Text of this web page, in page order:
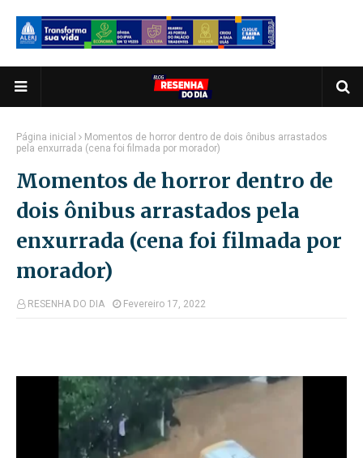
Página inicial
Momentos de horror dentro de dois ônibus arrastados
pela enxurrada (cena foi filmada por morador)
Momentos de horror dentro de
dois ônibus arrastados pela
enxurrada (cena foi filmada por
morador)
RESENHA DO DIA Fevereiro 17, 2022